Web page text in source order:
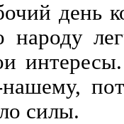
день
народу
силы.